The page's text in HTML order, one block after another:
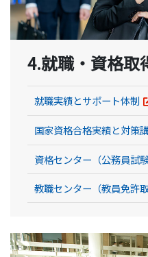
4.就職・資格取
就職実績とサポート体制
国家資格合格実績と対策
資格センター（公務員試
教職センター（教員免許